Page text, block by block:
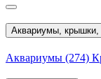
Аквариумы, крышки,
Аквариумы (274)